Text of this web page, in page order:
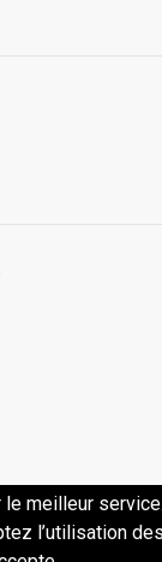
meilleur
l’utilisation